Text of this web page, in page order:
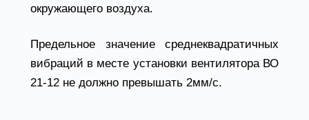
окружающего воздуха.
Предельное значение среднеквадратичных
вибраций в месте установки вентилятора ВО
21-12 не должно превышать 2мм/с.